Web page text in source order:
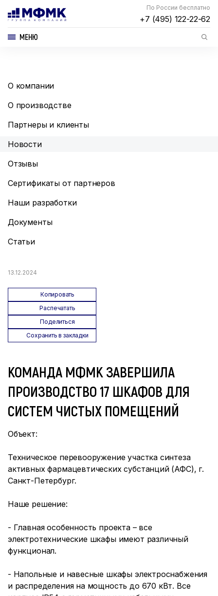
По России бесплатно
+7 (495) 122-22-62
МЕНЮ
О компании
О производстве
Партнеры и клиенты
Новости
Отзывы
Сертификаты от партнеров
Наши разработки
Документы
Статьи
13.12.2024
Копировать
Распечатать
Поделиться
Сохранить в закладки
КОМАНДА МФМК ЗАВЕРШИЛА
ПРОИЗВОДСТВО 17 ШКАФОВ ДЛЯ
СИСТЕМ ЧИСТЫХ ПОМЕЩЕНИЙ
Объект:
Техническое перевооружение участка синтеза
активных фармацевтических субстанций (АФС), г.
Санкт-Петербург.
Наше решение:
- Главная особенность проекта – все
электротехнические шкафы имеют различный
функционал.
- Напольные и навесные шкафы электроснабжения
и распределения на мощность до 670 кВт. Все